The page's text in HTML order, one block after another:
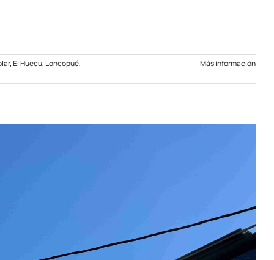
,El Huecu, Loncopué,
Más información